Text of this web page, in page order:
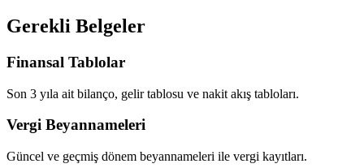
Gerekli Belgeler
Finansal Tablolar
Son 3 yıla ait bilanço, gelir tablosu ve nakit akış tabloları.
Vergi Beyannameleri
Güncel ve geçmiş dönem beyannameleri ile vergi kayıtları.